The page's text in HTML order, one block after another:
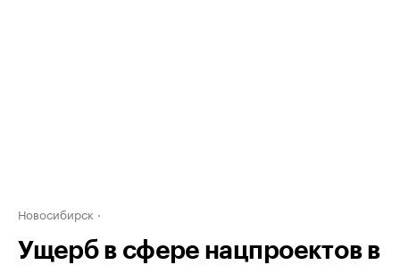
Новосибирск
Ущерб в сфере нацпроектов в